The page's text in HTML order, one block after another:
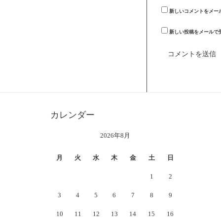
新しいコメントをメー
新しい投稿をメールで
カレンダー
2026年8月
月 火 水 木 金 土 日
1 2
3 4 5 6 7 8 9
10 11 12 13 14 15 16